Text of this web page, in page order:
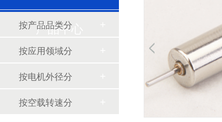
产品中心
按产品品类分
按应用领域分
按电机外径分
按空载转速分